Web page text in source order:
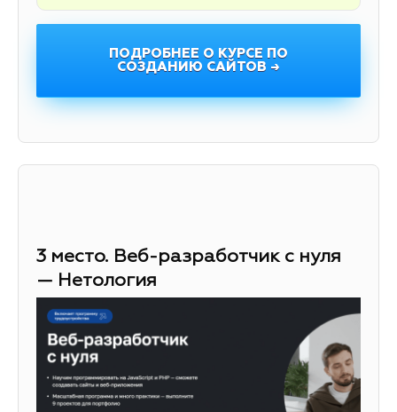
ПОДРОБНЕЕ О КУРСЕ ПО
СОЗДАНИЮ САЙТОВ →
3 место. Веб-разработчик с нуля
— Нетология